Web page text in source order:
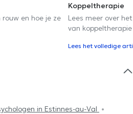
en hoe je ze
Koppeltherapie
Lees meer over
van koppeltherapie
Lees het volledige
in Estinnes-au-Val